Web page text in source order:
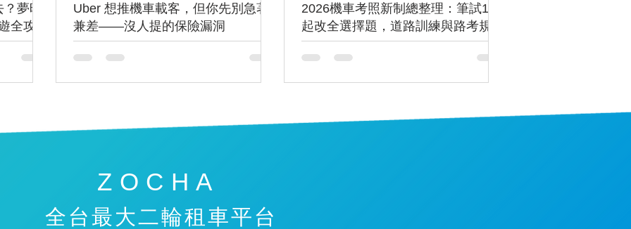
夢時
全攻略
Uber 想推機車載客，但你先別急著
兼差——沒人提的保險漏洞
2026機車考照新制總整理：筆試1月
起改全選擇題，道路訓練與路考規劃
中
ZOCHA
​全台最大二輪租車平台